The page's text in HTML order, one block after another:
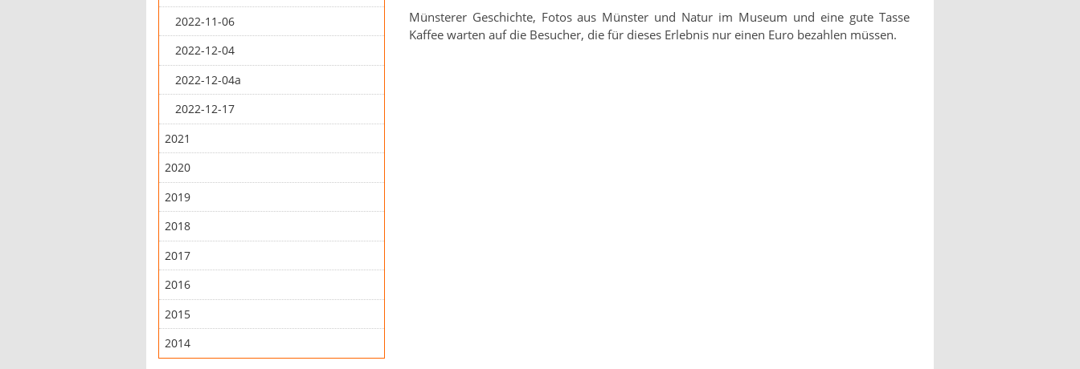
2022-11-06
2022-12-04
2022-12-04a
2022-12-17
2021
2020
2019
2018
2017
2016
2015
2014
Münsterer Geschichte, Fotos aus Münster und Natur im Museum und eine gute Tasse
Kaffee warten auf die Besucher, die für dieses Erlebnis nur einen Euro bezahlen müssen.